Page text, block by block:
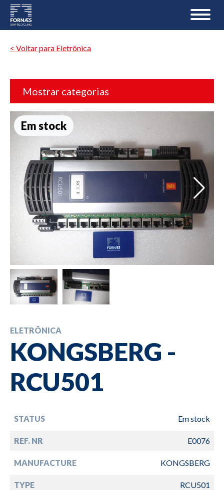
< Voltar para Eletrônica
Mostrar categorias
Em stock
ELETRÔNICA
KONGSBERG -
RCU501
STATUS Em stock
REF. NR E0076
MANUFACTURE KONGSBERG
TYPE RCU501